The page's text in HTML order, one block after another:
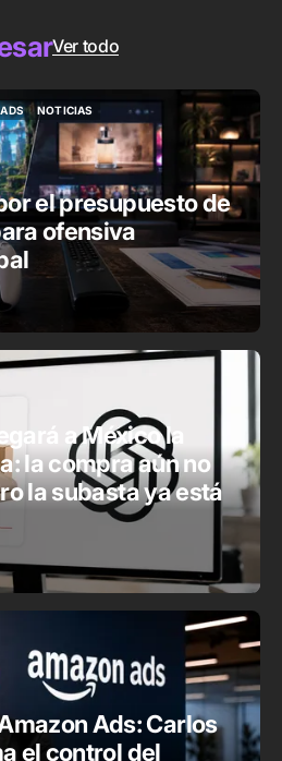
Ver todo
NOTICIAS
NOTICIAS
el presupuesto de
ofensiva
a México la
la compra aún no
la subasta ya está
Ads: Carlos
el control del